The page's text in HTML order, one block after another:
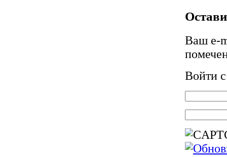
Ваш e-
Войти